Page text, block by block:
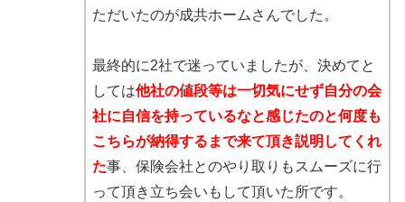
ただいたのが成共ホームさんでした。
最終的に2社で迷っていましたが、決めてと
しては他社の値段等は一切気にせず自分の会
社に自信を持っているなと感じたのと何度も
こちらが納得するまで来て頂き説明してくれ
た事、保険会社とのやり取りもスムーズに行
って頂き立ち会いもして頂いた所です。